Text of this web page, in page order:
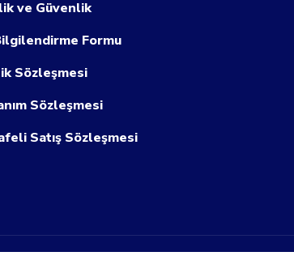
ve Güvenlik
Formu
Sözleşmesi
Sözleşmesi
Satış Sözleşmesi